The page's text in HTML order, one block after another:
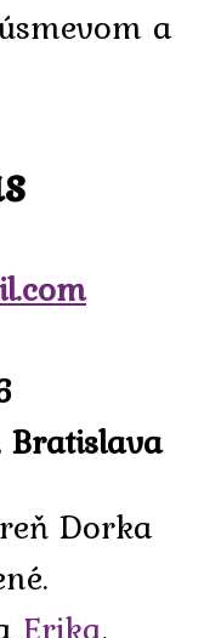
a
Bratislava
Dorka